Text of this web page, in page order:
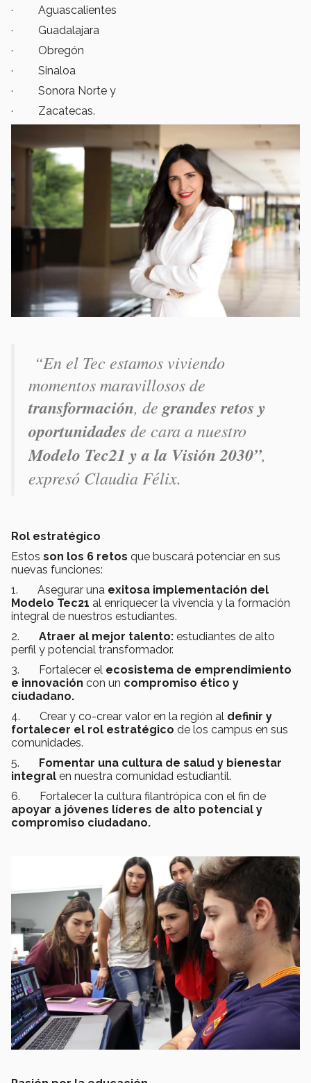
· Aguascalientes
· Guadalajara
· Obregón
· Sinaloa
· Sonora Norte y
· Zacatecas.
“En el Tec estamos viviendo
momentos maravillosos de
transformación, de grandes retos y
oportunidades de cara a nuestro
Modelo Tec21 y a la Visión 2030”,
expresó Claudia Félix.
Rol estratégico
Estos son los 6 retos que buscará potenciar en sus
nuevas funciones:
1. Asegurar una exitosa implementación del
Modelo Tec21 al enriquecer la vivencia y la formación
integral de nuestros estudiantes.
2.
Atraer al mejor talento: estudiantes de alto
perfil y potencial transformador.
3. Fortalecer el ecosistema de emprendimiento
e innovación con un compromiso ético y
ciudadano.
4. Crear y co-crear valor en la región al definir y
fortalecer el rol estratégico de los campus en sus
comunidades.
5. Fomentar una cultura de salud y bienestar
integral en nuestra comunidad estudiantil.
6. Fortalecer la cultura filantrópica con el fin de
apoyar a jóvenes líderes de alto potencial y
compromiso ciudadano.